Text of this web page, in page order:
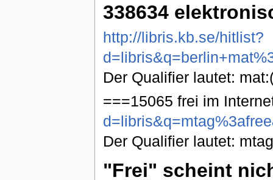
338634
http://libris.kb.se/hitlist?
Der Qualifier lautet:
===15065 frei im
Der Qualifier lautet:
"Frei" scheint